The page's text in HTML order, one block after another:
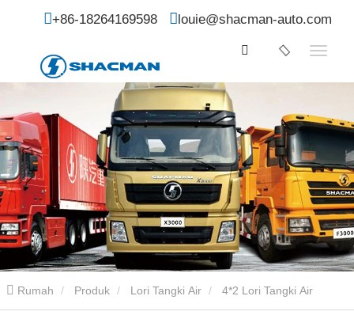
+86-18264169598 louie@shacman-auto.com
Rumah Produk Lori Tangki Air 4*2 Lori Tangki Air